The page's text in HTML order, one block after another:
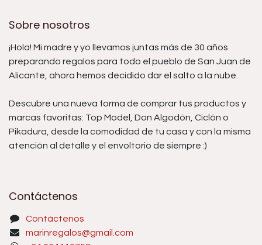
Sobre nosotros
¡Hola! Mi madre y yo llevamos juntas más de 30 años
preparando regalos para todo el pueblo de San Juan de
Alicante, ahora hemos decidido dar el salto a la nube.
Descubre una nueva forma de comprar tus productos y
marcas favoritas: Top Model, Don Algodón, Ciclón o
Pikadura, desde la comodidad de tu casa y con la misma
atención al detalle y el envoltorio de siempre :)
Contáctenos
Contáctenos
marinregalos@gmail.com